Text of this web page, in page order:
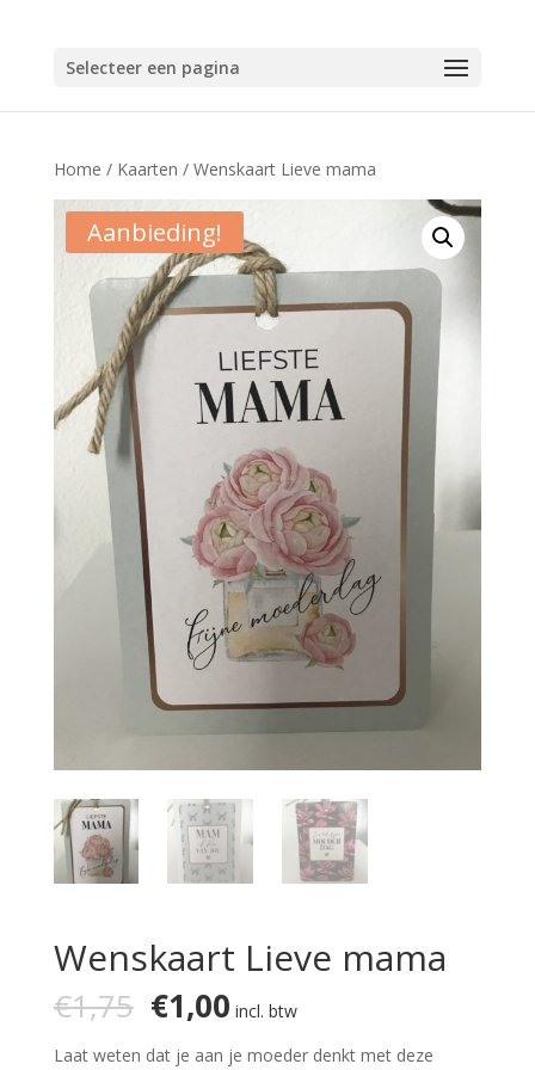
Selecteer een pagina
Home / Kaarten / Wenskaart Lieve mama
Aanbieding!
Wenskaart Lieve mama
€1,75 Oorspronkelijke
prijs
was:
€1,00Huidige
prijs
is:
incl. btw
Laat weten dat je aan je moeder denkt met deze